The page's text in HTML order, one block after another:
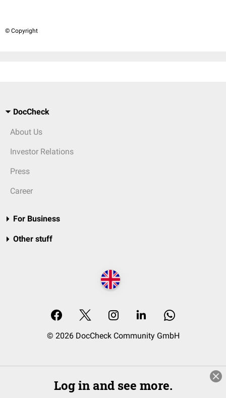
© Copyright
DocCheck
About Us
Investor Relations
Press
Career
For Business
Other stuff
© 2026 DocCheck Community GmbH
Log in and see more.